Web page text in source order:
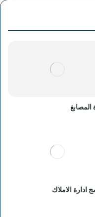
المصابغ
ادارة الاملاك